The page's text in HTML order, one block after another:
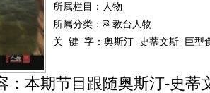
所属栏目： 人物
所属分类：科教台人物
关 键 字： 奥斯汀 史蒂文斯 巨型
：本期节目跟随奥斯汀-史蒂